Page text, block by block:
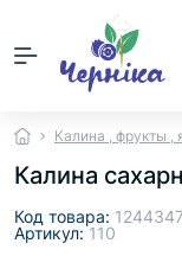
Калина , фрукты ,
Калина
Код товара:
Артикул:110